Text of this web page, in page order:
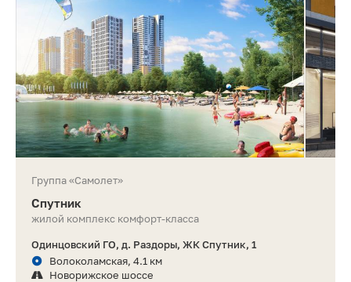
Группа «Самолет»
Спутник
жилой комплекс комфорт-класса
Одинцовский ГО, д. Раздоры, ЖК Спутник, 1
Волоколамская, 4.1 км
Новорижское шоссе